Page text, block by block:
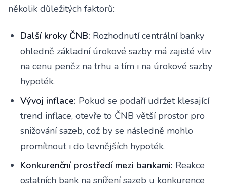
několik důležitých faktorů:
Další kroky ČNB: Rozhodnutí centrální banky
ohledně základní úrokové sazby má zajisté vliv
na cenu peněz na trhu a tím i na úrokové sazby
hypoték.
Vývoj inflace: Pokud se podaří udržet klesající
trend inflace, otevře to ČNB větší prostor pro
snižování sazeb, což by se následně mohlo
promítnout i do levnějších hypoték.
Konkurenční prostředí mezi bankami: Reakce
ostatních bank na snížení sazeb u konkurence